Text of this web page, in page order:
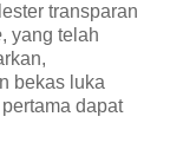
transparan
, yang telah
bekas luka
dapat